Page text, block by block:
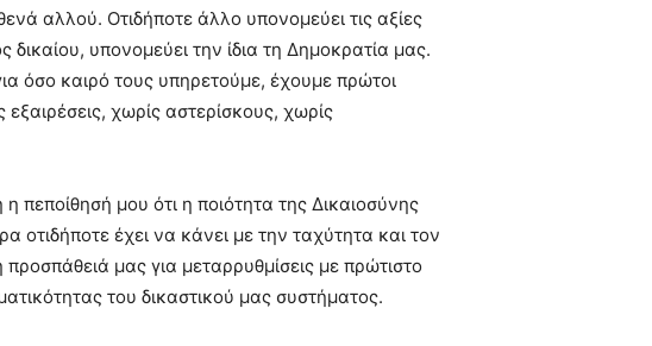
αλλού. Οτιδήποτε άλλο υπονομεύει τις αξίες
δικαίου, υπονομεύει την ίδια τη Δημοκρατία μας.
όσο καιρό τους υπηρετούμε, έχουμε πρώτοι
χωρίς αστερίσκους, χωρίς
πεποίθησή μου ότι η ποιότητα της Δικαιοσύνης
οτιδήποτε έχει να κάνει με την ταχύτητα και τον
μας για μεταρρυθμίσεις με πρώτιστο
του δικαστικού μας συστήματος.